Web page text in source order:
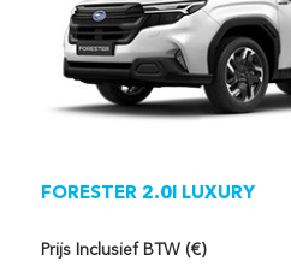
FORESTER 2.0I LUXURY
Prijs Inclusief BTW (€)